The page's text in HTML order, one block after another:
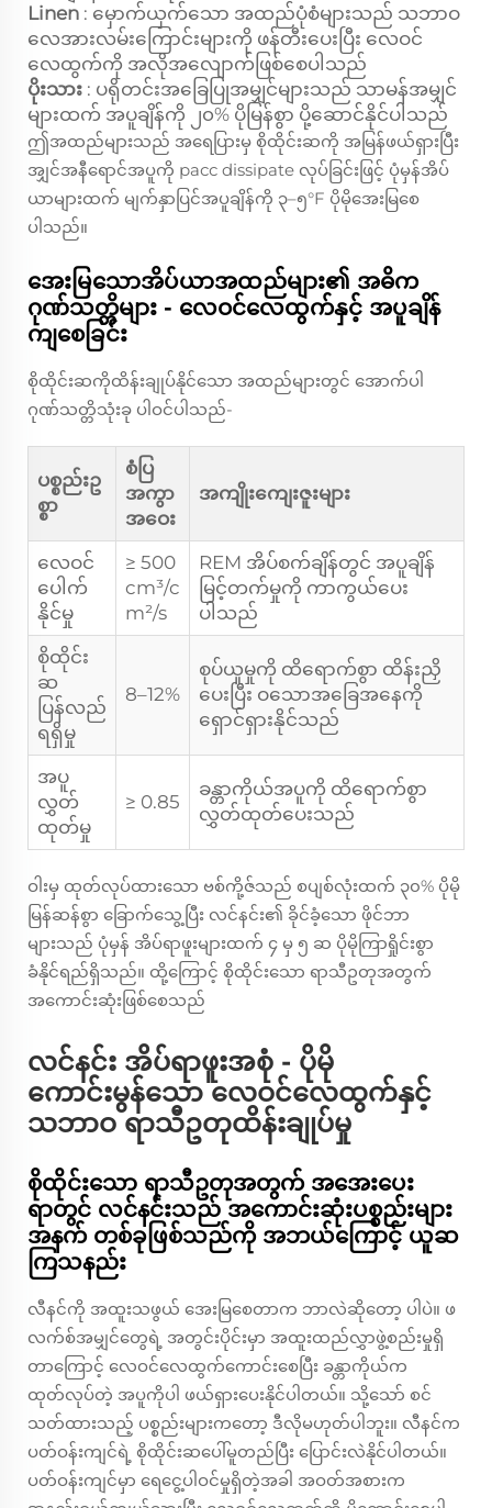
Linen : မှောက်ယှက်သော အထည်ပုံစံများသည် သဘာဝ
လေအားလမ်းကြောင်းများကို ဖန်တီးပေးပြီး လေဝင်
လေထွက်ကို အလိုအလျောက်ဖြစ်စေပါသည်
ပိုးသား : ပရိုတင်းအခြေပြုအမျှင်များသည် သာမန်အမျှင်
များထက် အပူချိန်ကို ၂၀% ပိုမြန်စွာ ပို့ဆောင်နိုင်ပါသည်
ဤအထည်များသည် အရေပြားမှ စိုထိုင်းဆကို အမြန်ဖယ်ရှားပြီး
အျှင်အနီရောင်အပူကို расс dissipate လုပ်ခြင်းဖြင့် ပုံမှန်အိပ်
ယာများထက် မျက်နှာပြင်အပူချိန်ကို ၃–၅°F ပိုမိုအေးမြစေ
ပါသည်။
အေးမြသောအိပ်ယာအထည်များ၏ အဓိက
ဂုဏ်သတ္တိများ - လေဝင်လေထွက်နှင့် အပူချိန်
ကျစေခြင်း
စိုထိုင်းဆကိုထိန်းချုပ်နိုင်သော အထည်များတွင် အောက်ပါ
ဂုဏ်သတ္တိသုံးခု ပါဝင်ပါသည်-
ပစ္စည်းဥ
စ္စာ
စံပြ
အကွာ
အဝေး
အကျိုးကျေးဇူးများ
လေဝင်
ပေါက်
နိုင်မှု
≥ 500
cm³/c
m²/s
REM အိပ်စက်ချိန်တွင် အပူချိန်
မြင့်တက်မှုကို ကာကွယ်ပေး
ပါသည်
စိုထိုင်း
ဆ
ပြန်လည်
ရရှိမှု
8–12%
စုပ်ယူမှုကို ထိရောက်စွာ ထိန်းညှိ
ပေးပြီး ဝသောအခြေအနေကို
ရှောင်ရှားနိုင်သည်
အပူ
လွှတ်
ထုတ်မှု
≥ 0.85
ခန္တာကိုယ်အပူကို ထိရောက်စွာ
လွှတ်ထုတ်ပေးသည်
ဝါးမှ ထုတ်လုပ်ထားသော ဗစ်ကို့ဇ်သည် စပျစ်လုံးထက် ၃၀% ပိုမို
မြန်ဆန်စွာ ခြောက်သွေ့ပြီး လင်နင်း၏ ခိုင်ခံ့သော ဖိုင်ဘာ
များသည် ပုံမှန် အိပ်ရာဖူးများထက် ၄ မှ ၅ ဆ ပိုမိုကြာရှိုင်းစွာ
ခံနိုင်ရည်ရှိသည်။ ထို့ကြောင့် စိုထိုင်းသော ရာသီဥတုအတွက်
အကောင်းဆုံးဖြစ်စေသည်
လင်နင်း အိပ်ရာဖူးအစုံ - ပိုမို
ကောင်းမွန်သော လေဝင်လေထွက်နှင့်
သဘာဝ ရာသီဥတုထိန်းချုပ်မှု
စိုထိုင်းသော ရာသီဥတုအတွက် အအေးပေး
ရာတွင် လင်နင်းသည် အကောင်းဆုံးပစ္စည်းများ
အနက် တစ်ခုဖြစ်သည်ကို အဘယ်ကြောင့် ယူဆ
ကြသနည်း
လီနင်ကို အထူး​သဖွယ် အေးမြစေတာက ဘာလဲဆိုတော့ ပါပဲ။ ဖ
လက်စ်အမျှင်တွေရဲ့ အတွင်းပိုင်းမှာ အထူးထည်လွှာဖွဲ့စည်းမှုရှိ
တာကြောင့် လေဝင်လေထွက်ကောင်းစေပြီး ခန္တာကိုယ်က
ထုတ်လုပ်တဲ့ အပူကိုပါ ဖယ်ရှားပေးနိုင်ပါတယ်။ သို့သော် စင်
သတ်ထားသည့် ပစ္စည်းများကတော့ ဒီလိုမဟုတ်ပါဘူး။ လီနင်က
ပတ်ဝန်းကျင်ရဲ့ စိုထိုင်းဆပေါ်မူတည်ပြီး ပြောင်းလဲနိုင်ပါတယ်။
ပတ်ဝန်းကျင်မှာ ရေငွေ့ပါဝင်မှုရှိတဲ့အခါ အဝတ်အစားက